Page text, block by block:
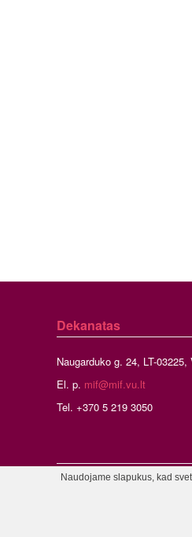
Dekanatas
Naugarduko g. 24, LT-03225,
El. p. mif@mif.vu.lt
Tel. +370 5 219 3050
Naudojame slapukus, kad